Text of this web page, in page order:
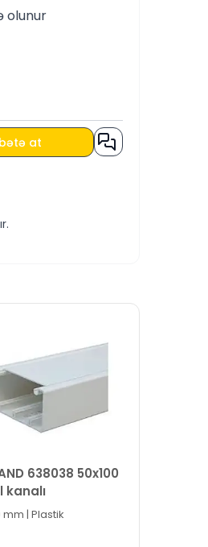
olunur
at
daim hazırıq.
638038 50x100
kanalı
mm | Plastik